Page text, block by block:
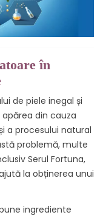
în
de piele inegal și
din cauza
a procesului natural
problemă, multe
Serul Fortuna,
la obținerea unui
ingrediente